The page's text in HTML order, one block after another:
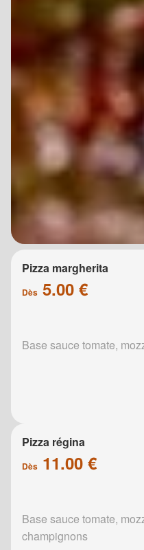
Pizza margherita
Dès 5.00 €
Base sauce tomate,
Pizza régina
Dès 11.00 €
Base sauce tomate,
champignons